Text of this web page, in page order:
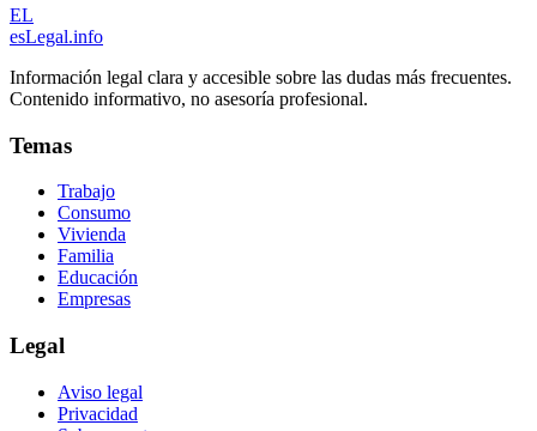
EL
esLegal.info
Información legal clara y accesible sobre las dudas más frecuentes.
Contenido informativo, no asesoría profesional.
Temas
Trabajo
Consumo
Vivienda
Familia
Educación
Empresas
Legal
Aviso legal
Privacidad